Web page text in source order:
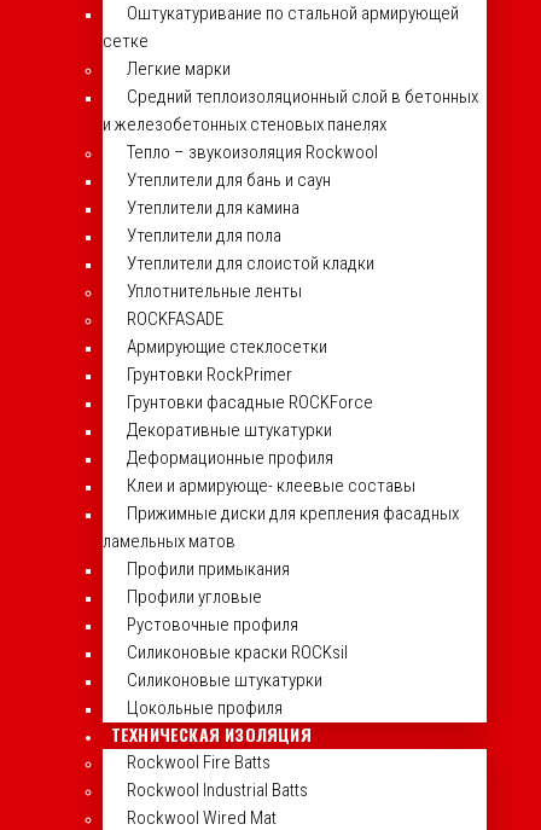
Оштукатуривание по стальной армирующей
сетке
Легкие марки
Средний теплоизоляционный слой в бетонных
и железобетонных стеновых панелях
Тепло – звукоизоляция Rockwool
Утеплители для бань и саун
Утеплители для камина
Утеплители для пола
Утеплители для слоистой кладки
Уплотнительные ленты
ROCKFASADE
Армирующие стеклосетки
Грунтовки RockPrimer
Грунтовки фасадные ROCKForce
Декоративные штукатурки
Деформационные профиля
Клеи и армирующе- клеевые составы
Прижимные диски для крепления фасадных
ламельных матов
Профили примыкания
Профили угловые
Рустовочные профиля
Силиконовые краски ROCKsil
Силиконовые штукатурки
Цокольные профиля
ТЕХНИЧЕСКАЯ ИЗОЛЯЦИЯ
Rockwool Fire Batts
Rockwool Industrial Batts
Rockwool Wired Mat